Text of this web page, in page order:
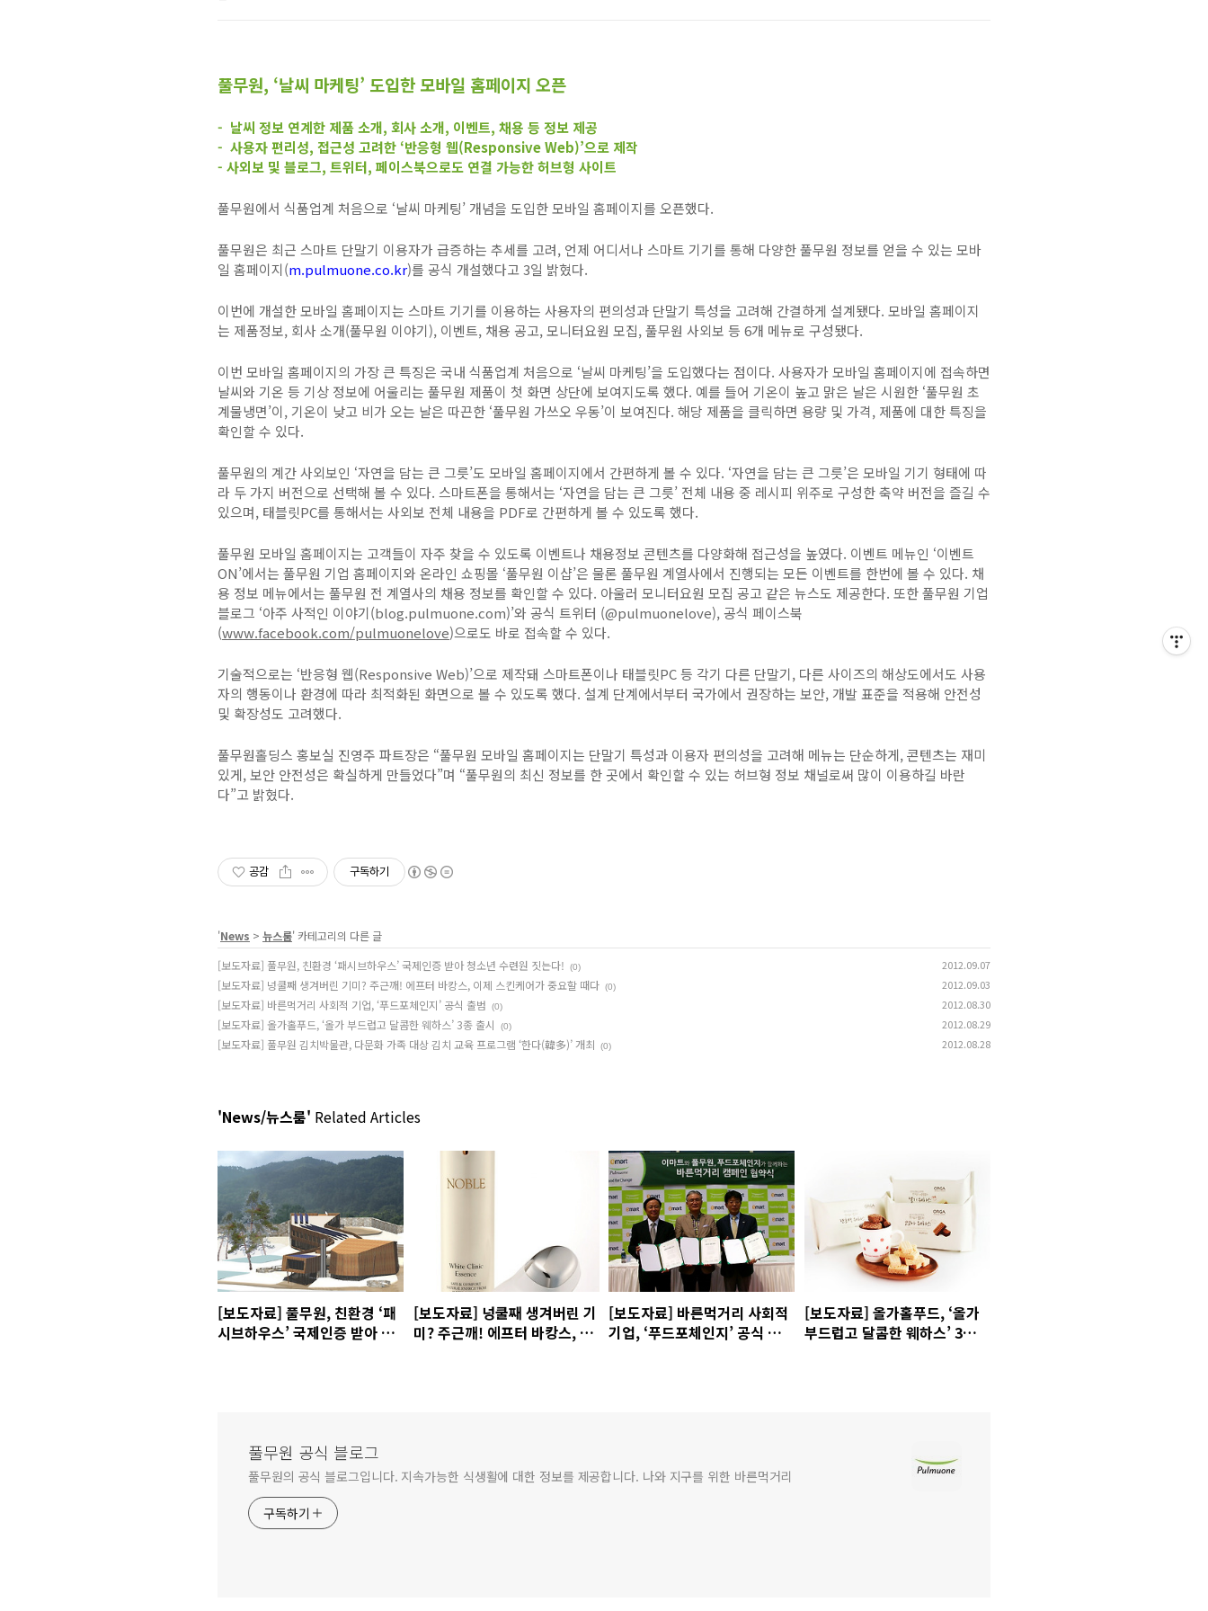
풀무원, ‘날씨 마케팅’ 도입한 모바일 홈페이지 오픈
- 날씨 정보 연계한 제품 소개, 회사 소개, 이벤트, 채용 등 정보 제공
- 사용자 편리성, 접근성 고려한 ‘반응형 웹(Responsive Web)’으로 제작
- 사외보 및 블로그, 트위터, 페이스북으로도 연결 가능한 허브형 사이트
풀무원에서 식품업계 처음으로 ‘날씨 마케팅’ 개념을 도입한 모바일 홈페이지를 오픈했다.
풀무원은 최근 스마트 단말기 이용자가 급증하는 추세를 고려, 언제 어디서나 스마트 기기를 통해 다양한 풀무원 정보를 얻을 수 있는 모바
일 홈페이지(m.pulmuone.co.kr)를 공식 개설했다고3일 밝혔다.
이번에 개설한 모바일 홈페이지는 스마트 기기를 이용하는 사용자의 편의성과 단말기 특성을 고려해 간결하게 설계됐다. 모바일 홈페이지
는 제품정보, 회사 소개(풀무원 이야기), 이벤트, 채용 공고, 모니터요원 모집, 풀무원 사외보 등 6개 메뉴로 구성됐다.
이번 모바일 홈페이지의 가장 큰 특징은 국내 식품업계 처음으로 ‘날씨 마케팅’을 도입했다는 점이다. 사용자가 모바일 홈페이지에 접속하면
날씨와 기온 등 기상 정보에 어울리는 풀무원 제품이 첫 화면 상단에 보여지도록 했다. 예를 들어 기온이 높고 맑은 날은 시원한 ‘풀무원 초
계물냉면’이, 기온이 낮고 비가 오는 날은 따끈한 ‘풀무원 가쓰오 우동’이 보여진다. 해당 제품을 클릭하면 용량 및 가격, 제품에 대한 특징을
확인할 수 있다.
풀무원의 계간 사외보인 ‘자연을 담는 큰 그릇’도 모바일 홈페이지에서 간편하게 볼 수 있다. ‘자연을 담는 큰 그릇’은 모바일 기기 형태에 따
라 두 가지 버전으로 선택해 볼 수 있다. 스마트폰을 통해서는 ‘자연을 담는 큰 그릇’ 전체 내용 중 레시피 위주로 구성한 축약 버전을 즐길 수
있으며, 태블릿PC를 통해서는 사외보 전체 내용을 PDF로 간편하게 볼 수 있도록 했다.
풀무원 모바일 홈페이지는 고객들이 자주 찾을 수 있도록 이벤트나 채용정보 콘텐츠를 다양화해 접근성을 높였다. 이벤트 메뉴인 ‘이벤트
ON’에서는 풀무원 기업 홈페이지와 온라인 쇼핑몰 ‘풀무원 이샵’은 물론 풀무원 계열사에서 진행되는 모든 이벤트를 한번에 볼 수 있다. 채
용 정보 메뉴에서는 풀무원 전 계열사의 채용 정보를 확인할 수 있다. 아울러 모니터요원 모집 공고 같은 뉴스도 제공한다. 또한 풀무원 기업
블로그 ‘아주 사적인 이야기(blog.pulmuone.com)’와 공식 트위터 (@pulmuonelove), 공식 페이스북
(www.facebook.com/pulmuonelove)으로도 바로 접속할 수 있다.
기술적으로는 ‘반응형 웹(Responsive Web)’으로 제작돼 스마트폰이나 태블릿PC등 각기 다른 단말기, 다른 사이즈의 해상도에서도 사용
자의 행동이나 환경에 따라 최적화된 화면으로 볼 수 있도록 했다. 설계 단계에서부터 국가에서 권장하는 보안, 개발 표준을 적용해 안전성
및 확장성도 고려했다.
풀무원홀딩스 홍보실 진영주 파트장은 “풀무원 모바일 홈페이지는 단말기 특성과 이용자 편의성을 고려해 메뉴는 단순하게, 콘텐츠는 재미
있게, 보안 안전성은 확실하게 만들었다”며 “풀무원의 최신 정보를 한 곳에서 확인할 수 있는 허브형 정보 채널로써 많이 이용하길 바란
다”고 밝혔다.
공감 구독하기
'News > 뉴스룸' 카테고리의 다른 글
[보도자료] 풀무원, 친환경 ‘패시브하우스’ 국제인증 받아 청소년 수련원 짓는다!
(0) 2012.09.07
[보도자료] 넝쿨째 생겨버린 기미? 주근깨! 에프터 바캉스, 이제 스킨케어가 중요할 때다 (0) 2012.09.03
[보도자료] 바른먹거리 사회적 기업, ‘푸드포체인지’ 공식 출범 (0) 2012.08.30
[보도자료] 올가홀푸드, ‘올가 부드럽고 달콤한 웨하스’ 3종 출시 (0) 2012.08.29
[보도자료] 풀무원 김치박물관, 다문화 가족 대상 김치 교육 프로그램 ‘한다(韓多)’ 개최 (0) 2012.08.28
'News/뉴스룸' Related Articles
[보도자료] 풀무원, 친환경 ‘패
시브하우스’ 국제인증 받아 청
[보도자료] 넝쿨째 생겨버린 기
미? 주근깨! 에프터 바캉스, 이
[보도자료] 바른먹거리 사회적
기업, ‘푸드포체인지’ 공식 출
[보도자료] 올가홀푸드, ‘올가
부드럽고 달콤한 웨하스’ 3종
풀무원 공식 블로그
풀무원의 공식 블로그입니다. 지속가능한 식생활에 대한 정보를 제공합니다. 나와 지구를 위한 바른먹거리
구독하기